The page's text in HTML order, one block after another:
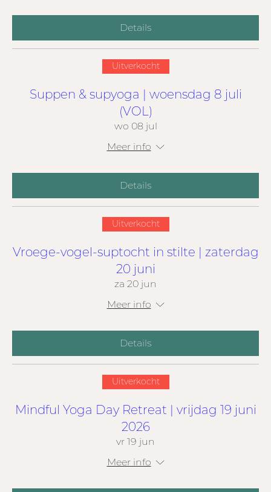
Details
Uitverkocht
Suppen & supyoga | woensdag 8 juli
(VOL)
wo 08 jul
Meer info
Details
Uitverkocht
Vroege-vogel-suptocht in stilte | zaterdag
20 juni
za 20 jun
Meer info
Details
Uitverkocht
Mindful Yoga Day Retreat | vrijdag 19 juni
2026
vr 19 jun
Meer info